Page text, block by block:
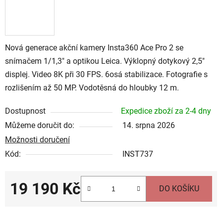
Nová generace akční kamery Insta360 Ace Pro 2 se
snímačem 1/1,3" a optikou Leica. Výklopný dotykový 2,5"
displej. Video 8K při 30 FPS. 6osá stabilizace. Fotografie s
rozlišením až 50 MP. Vodotěsná do hloubky 12 m.
Dostupnost
Expedice zboží za 2-4 dny
Můžeme doručit do:
14. srpna 2026
Možnosti doručení
Kód:
INST737
19 190 Kč DO KOŠÍKU